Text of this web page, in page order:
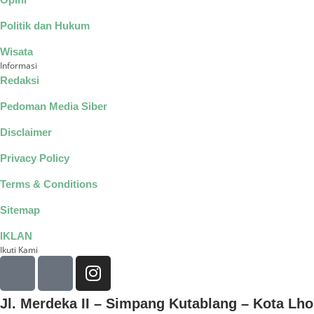
Politik dan Hukum
Wisata
Informasi
Redaksi
Pedoman Media Siber
Disclaimer
Privacy Policy
Terms & Conditions
Sitemap
IKLAN
Ikuti Kami
Jl. Merdeka II – Simpang Kutablang – Kota